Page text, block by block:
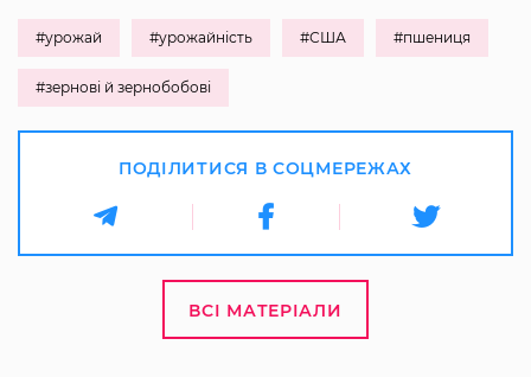
#урожай #урожайність #США #пшениця
#зернові й зернобобові
ПОДІЛИТИСЯ В СОЦМЕРЕЖАХ
ВСІ МАТЕРІАЛИ